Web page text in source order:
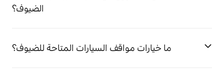
الضيوف؟
ما خيارات مواقف السيارات المتاحة للضيوف؟